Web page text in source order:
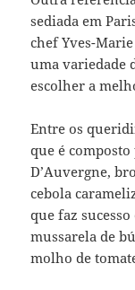
sediada em
chef Yves-
uma variedade
escolher a
Entre os
que é
D’Auvergne,
cebola
que faz
mussarela de
molho de